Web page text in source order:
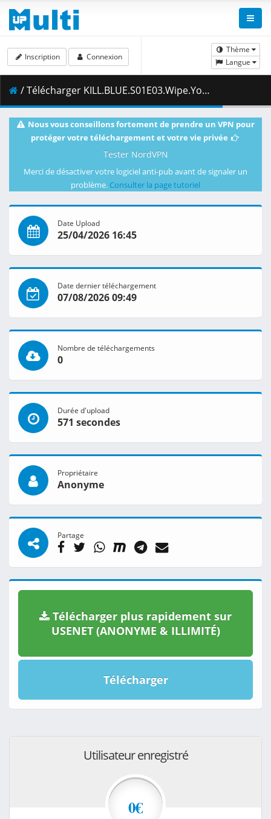
Thème
Langue
Inscription Connexion
/ Télécharger KILL.BLUE.S01E03.Wipe.Your.Own.Butt.1080p.CR.WEB-DL.JPN.AAC2.0.H.264.MSubs-ToonsHub.mkv.002 ( 467.82 MB )
Nous vous conseillons fortement de prendre un VPN pour
protéger votre téléchargement et votre vie privée
Tester NordVPN
Merci de désactiver votre logiciel anti-pub avant de signaler un
problème. Consulter la page tutoriel
Date Upload
25/04/2026 16:45
Date dernier téléchargement
07/08/2026 09:49
Nombre de téléchargements
0
Durée d'upload
571 secondes
Propriétaire
Anonyme
Partage
Télécharger plus rapidement sur
USENET (ANONYME & ILLIMITÉ)
Télécharger
Utilisateur enregistré
0€